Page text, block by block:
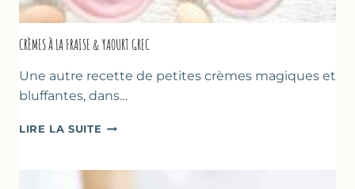
CRÈMES À LA FRAISE & YAOURT GREC
Une autre recette de petites crèmes magiques et
bluffantes, dans…
LIRE LA SUITE CRÈMES
FRAISE